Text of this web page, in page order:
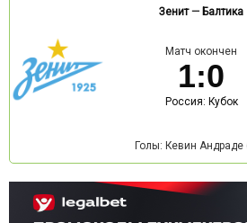
Зенит— Балтика
Матч окончен
1:0
Россия: Кубок
Голы: Кевин Андраде